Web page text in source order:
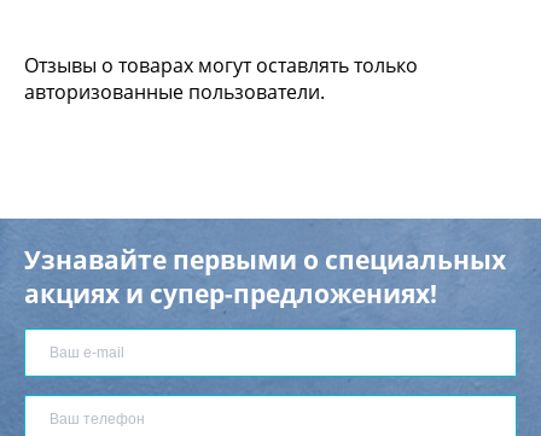
Отзывы о товарах могут оставлять только
авторизованные пользователи.
Узнавайте первыми о специальных
акциях и супер-предложениях!